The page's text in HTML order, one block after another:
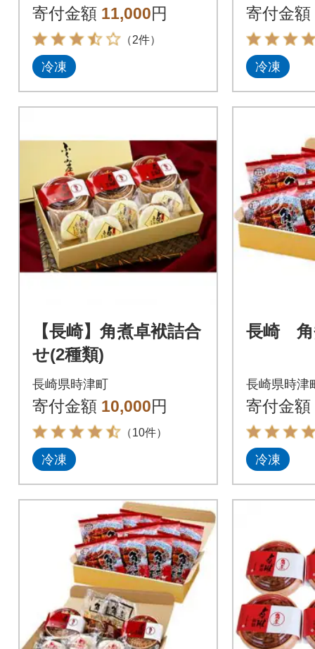
寄付金額 11,000円
（2件）
冷凍
寄付金額
冷凍
【長崎】角煮卓袱詰合
せ(2種類)
長崎県時津町
寄付金額 10,000円
（10件）
冷凍
長崎 角
長崎県時津
寄付金額
冷凍